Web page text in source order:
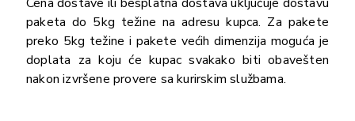
paketa do 5kg težine na adresu kupca. Za pakete
preko 5kg težine i pakete većih dimenzija moguća je
doplata za koju će kupac svakako biti obavešten
nakon izvršene provere sa kurirskim službama.